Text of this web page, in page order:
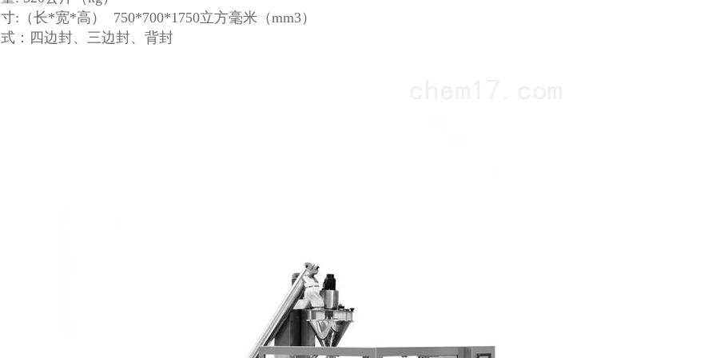
:（长*宽*高） 750*700*1750立方毫米（mm3）
：四边封、三边封、背封